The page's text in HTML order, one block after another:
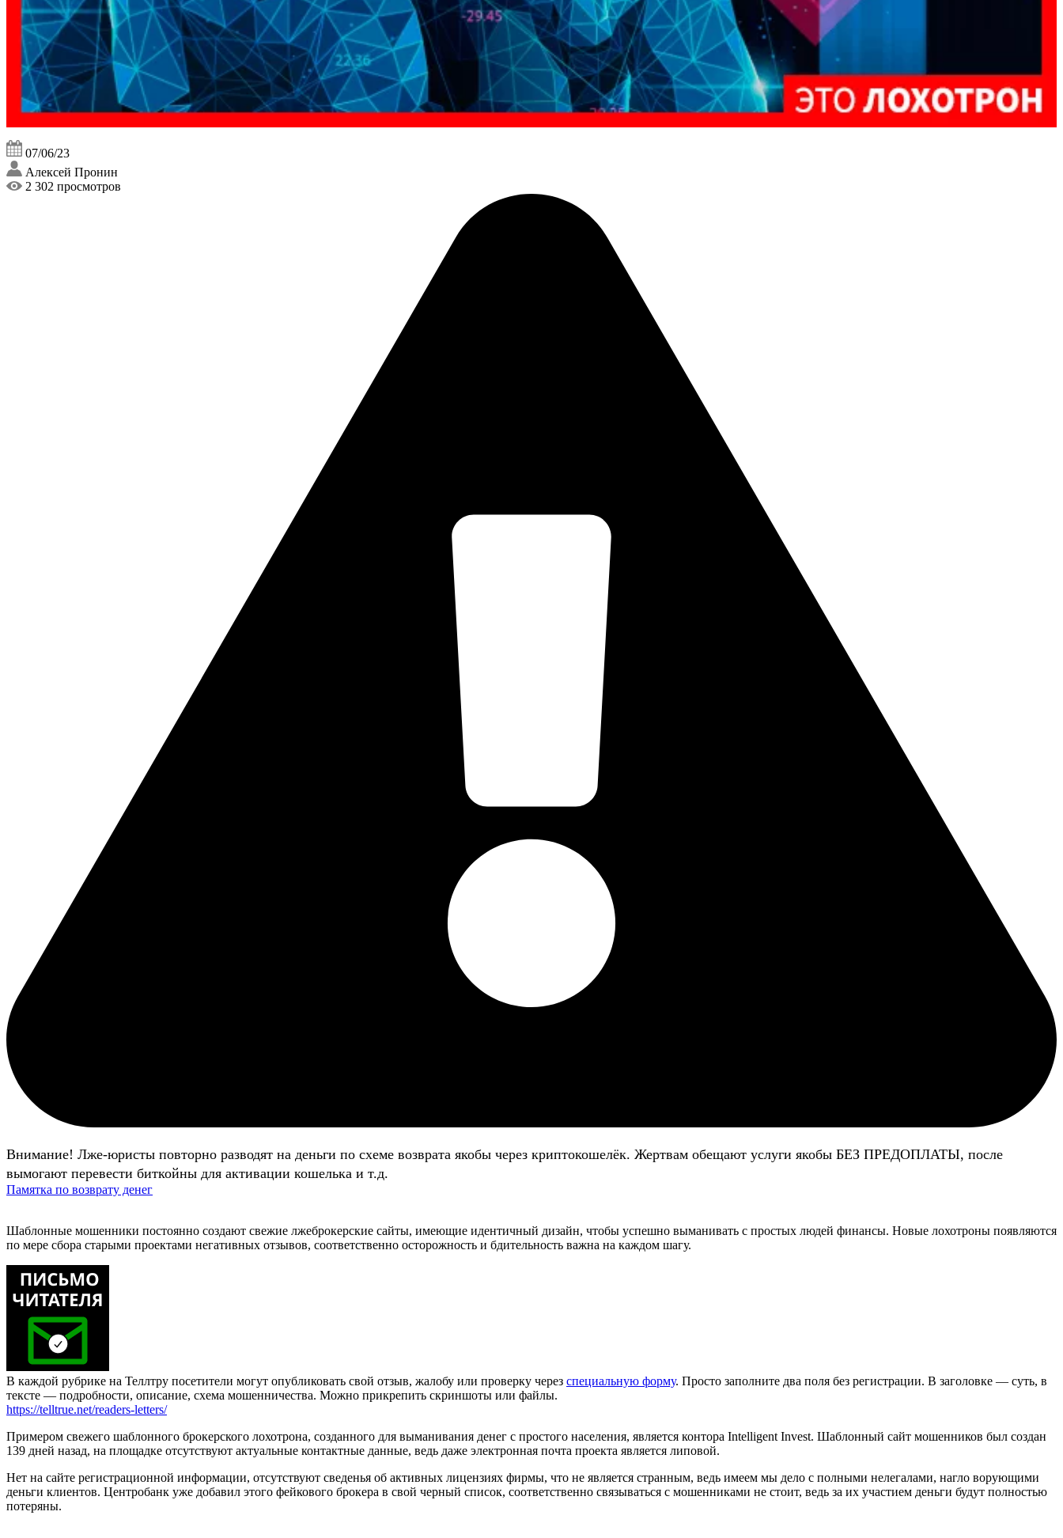
07/06/23
Алексей Пронин
2 302 просмотров
Внимание! Лже-юристы повторно разводят на деньги по схеме возврата якобы через криптокошелёк. Жертвам обещают услуги якобы БЕЗ ПРЕДОПЛАТЫ, после
вымогают перевести биткойны для активации кошелька и т.д.
Памятка по возврату денег
Шаблонные мошенники постоянно создают свежие лжеброкерские сайты, имеющие идентичный дизайн, чтобы успешно выманивать с простых людей финансы. Новые лохотроны появляются
по мере сбора старыми проектами негативных отзывов, соответственно осторожность и бдительность важна на каждом шагу.
В каждой рубрике на Теллтру посетители могут опубликовать свой отзыв, жалобу или проверку через специальную форму. Просто заполните два поля без регистрации. В заголовке — суть, в
тексте — подробности, описание, схема мошенничества. Можно прикрепить скриншоты или файлы.
https://telltrue.net/readers-letters/
Примером свежего шаблонного брокерского лохотрона, созданного для выманивания денег с простого населения, является контора Intelligent Invest. Шаблонный сайт мошенников был создан
139 дней назад, на площадке отсутствуют актуальные контактные данные, ведь даже электронная почта проекта является липовой.
Нет на сайте регистрационной информации, отсутствуют сведенья об активных лицензиях фирмы, что не является странным, ведь имеем мы дело с полными нелегалами, нагло ворующими
деньги клиентов. Центробанк уже добавил этого фейкового брокера в свой черный список, соответственно связываться с мошенниками не стоит, ведь за их участием деньги будут полностью
потеряны.